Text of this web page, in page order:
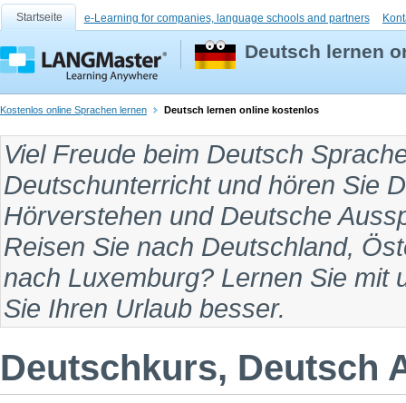
Startseite e-Learning for companies, language schools and partners
Deutsch lernen
Kostenlos online Sprachen lernen Deutsch lernen online kostenlos
Viel Freude beim Deutsch
Deutschunterrichtund hören Sie
Hörverstehen und Deutsche
Reisen Sie nach Deutschland,
nach Luxemburg? Lernen Sie mit
Sie Ihren Urlaub besser.
Deutschkurs, Deutsch